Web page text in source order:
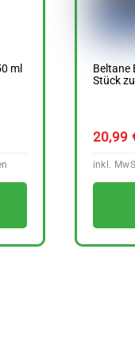
ml
Beltane
Stück
20,99